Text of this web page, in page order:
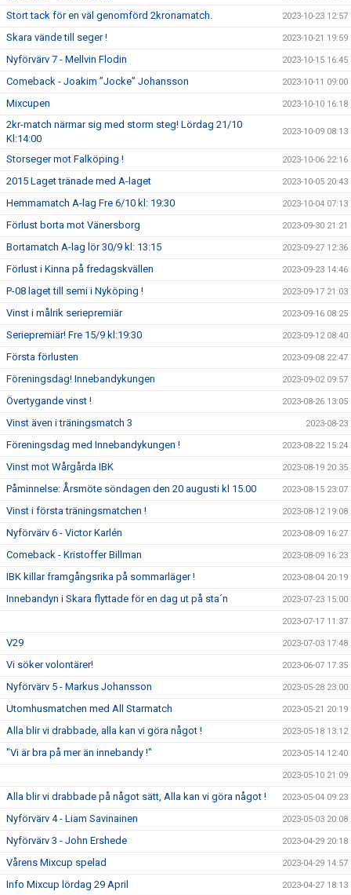
Stort tack för en väl genomförd 2kronamatch. 2023-10-23 12:57
Skara vände till seger ! 2023-10-21 19:59
Nyförvärv 7 - Mellvin Flodin 2023-10-15 16:45
Comeback - Joakim ”Jocke” Johansson 2023-10-11 09:00
Mixcupen 2023-10-10 16:18
2kr-match närmar sig med storm steg! Lördag 21/10
Kl:14:00
2023-10-09 08:13
Storseger mot Falköping ! 2023-10-06 22:16
2015 Laget tränade med A-laget 2023-10-05 20:43
Hemmamatch A-lag Fre 6/10 kl: 19:30 2023-10-04 07:13
Förlust borta mot Vänersborg 2023-09-30 21:21
Bortamatch A-lag lör 30/9 kl: 13:15 2023-09-27 12:36
Förlust i Kinna på fredagskvällen 2023-09-23 14:46
P-08 laget till semi i Nyköping ! 2023-09-17 21:03
Vinst i målrik seriepremiär 2023-09-16 08:25
Seriepremiär! Fre 15/9 kl:19:30 2023-09-12 08:40
Första förlusten 2023-09-08 22:47
Föreningsdag! Innebandykungen 2023-09-02 09:57
Övertygande vinst ! 2023-08-26 13:05
Vinst även i träningsmatch 3 2023-08-23
Föreningsdag med Innebandykungen ! 2023-08-22 15:24
Vinst mot Wårgårda IBK 2023-08-19 20:35
Påminnelse: Årsmöte söndagen den 20 augusti kl 15.00 2023-08-15 23:07
Vinst i första träningsmatchen ! 2023-08-12 19:08
Nyförvärv 6 - Victor Karlén 2023-08-09 16:27
Comeback - Kristoffer Billman 2023-08-09 16:23
IBK killar framgångsrika på sommarläger ! 2023-08-04 20:19
Innebandyn i Skara flyttade för en dag ut på sta´n 2023-07-23 15:00
2023-07-17 11:37
V29 2023-07-03 17:48
Vi söker volontärer! 2023-06-07 17:35
Nyförvärv 5 - Markus Johansson 2023-05-28 23:00
Utomhusmatchen med All Starmatch 2023-05-21 20:19
Alla blir vi drabbade, alla kan vi göra något ! 2023-05-18 13:12
"Vi är bra på mer än innebandy !" 2023-05-14 12:40
2023-05-10 21:09
Alla blir vi drabbade på något sätt, Alla kan vi göra något ! 2023-05-04 09:23
Nyförvärv 4 - Liam Savinainen 2023-05-03 20:08
Nyförvärv 3 - John Ershede 2023-04-29 20:18
Vårens Mixcup spelad 2023-04-29 14:57
Info Mixcup lördag 29 April 2023-04-27 18:13